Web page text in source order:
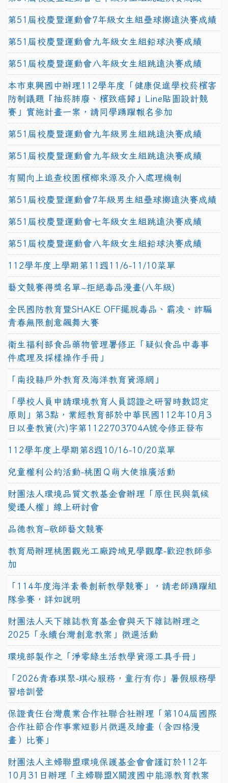
第51屆校慶暨運動會7年級女生組壘球擲遠決賽成績
第51屆校慶暨運動會九年級女生組鉛球決賽成績
第51屆校慶暨運動會八年級女生組跳遠決賽成績
本市東興國中辦理112學年度「健康促進學校菸檳害
防制議題『抽菸肺廢、檳致癌歸』Line貼圖設計競
賽」實施計畫一案，請同學踴躍報名參加
第51屆校慶暨運動會九年級男生組跳遠決賽成績
第51屆校慶暨運動會九年級女生組跳遠決賽成績
有關向上追查校園檳榔來源及介入處理機制
第51屆校慶暨運動會7年級男生組壘球擲遠決賽成績
第51屆校慶暨運動會七年級女生組跳遠決賽成績
第51屆校慶暨運動會八年級女生組鉛球決賽成績
112學年度上學期第11週11/6-11/10菜單
藝文競賽得獎名單~拒絕毒品漫畫(八年級)
全民國防教育暨SHAKE OFF擺脫毒品、霸凌、詐騙
青春無限創意飆舞大賽
衛生福利部食品藥物管理署修正「疑似食品中毒事
件處理及採樣操作手冊」
「南投縣戶外教育及海洋教育資源網」
「學校人員申請環境教育人員認證之研習時數認定
原則」第3點，業經教育部於中華民國112年10月3
日以臺教資(六)字第1122703704A號令修正發布
112學年度上學期第8週10/16-10/20菜單
兒童權利公約活動-桃園Ｑ萌大使推廣活動
財團法人環境品質文教基金會辦理「原住民與氣候
變遷人權」線上研討會
品德教育–敬師藝文競賽
教育局辦理桃園觀光工廠跨域見學觀摩-歡迎教師參
加
「114年度海洋素養創新教學競賽」，請老師踴躍組
隊參賽，詳如說明
財團法人天下雜誌教育基金會與天下雜誌辦理之
2025「永續台灣創意教案」徵選活動
環境部製作之「淨零綠生活教學資源工具手冊」
「2026青春琪聚-琪心服務，童行有你」暑假服務學
習培訓營
保證責任台灣農業合作社聯合社辦理「第104屆國際
合作社節合作事業短影片徵選及繪畫（含四格漫
畫）比賽」
財團法人主婦聯盟環境保護基金會會謹訂於112年
10月31日辦理「主婦聯盟X關渡國中能源教育教案